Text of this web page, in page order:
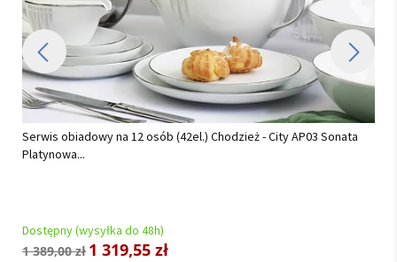
Komplet sztućców 24 cz. na 6 osób Hisar - Florence Gold (3.0/2.5
mm) złocone...
Dostępny (wysyłka do 48h)
549,00 zł521,55 zł